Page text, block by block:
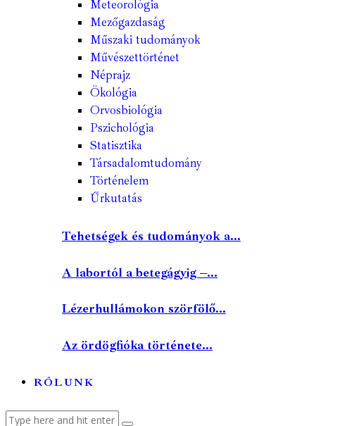
Meteorológia
Mezőgazdaság
Műszaki tudományok
Művészettörténet
Néprajz
Ökológia
Orvosbiológia
Pszichológia
Statisztika
Társadalomtudomány
Történelem
Űrkutatás
Tehetségek és tudományok a...
A labortól a betegágyig –...
Lézerhullámokon szörfölő...
Az ördögfióka története...
RÓLUNK